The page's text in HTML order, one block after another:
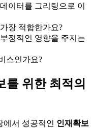
이터를 그리팅으로 이
장 적합한가요?
정적인 영향을 주지는
스인가요?
를 위한 최적의
에서 성공적인 인재확보